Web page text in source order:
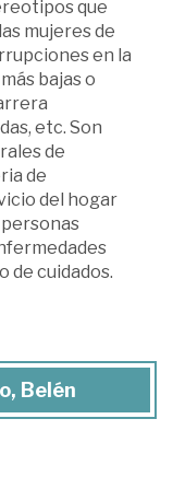
que
mujeres de
en la
bajas o
etc. Son
de
de
del hogar
de cuidados.
Belén